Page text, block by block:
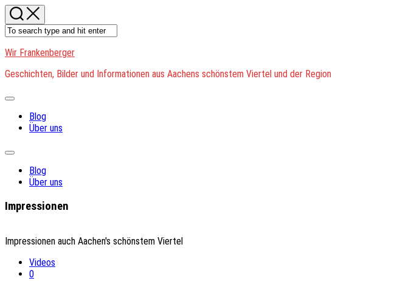
Skip
to
content
Wir Frankenberger
Geschichten, Bilder und Informationen aus Aachens schönstem Viertel und der Region
Expand
Blog
Über uns
Expand
Blog
Über uns
Impressionen
Impressionen auch Aachen's schönstem Viertel
Videos
0